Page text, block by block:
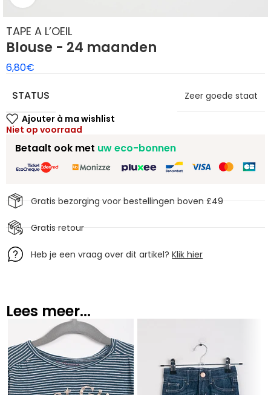
TAPE A L’OEIL
Blouse - 24 maanden
6,80€
STATUS
Zeer goede staat
Niet op voorraad
Gratis bezorging voor bestellingen boven £49
Gratis retour
Heb je een vraag over dit artikel?Klik hier
Betaalt ook met uw eco-bonnen
Lees meer...